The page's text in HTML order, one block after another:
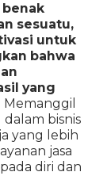
benak
sesuatu,
untuk
bahwa
yang
. Memanggil
bisnis
yang lebih
jasa
diri dan